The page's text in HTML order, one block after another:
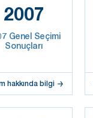
2007
Genel Seçimi
Sonuçları
hakkında bilgi